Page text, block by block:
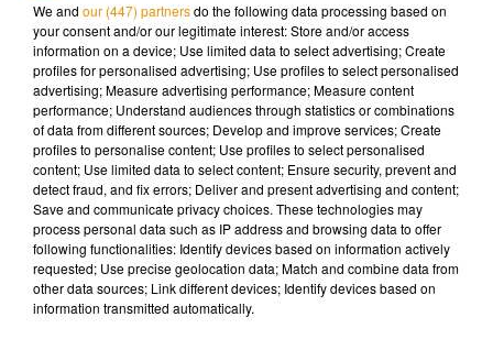
We and our (447) partnersdo the following data processing based on
your consent and/or our legitimate interest: Store and/or access
information on a device; Use limited data to select advertising; Create
profiles for personalised advertising; Use profiles to select personalised
advertising; Measure advertising performance; Measure content
performance; Understand audiences through statistics or combinations
of data from different sources; Develop and improve services; Create
profiles to personalise content; Use profiles to select personalised
content; Use limited data to select content; Ensure security, prevent and
detect fraud, and fix errors; Deliver and present advertising and content;
Save and communicate privacy choices. These technologies may
process personal data such as IP address and browsing data to offer
following functionalities: Identify devices based on information actively
requested; Use precise geolocation data; Match and combine data from
other data sources; Link different devices; Identify devices based on
information transmitted automatically.